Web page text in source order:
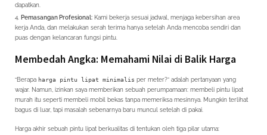
dapatkan.
Pemasangan Profesional: Kami bekerja sesuai jadwal, menjaga kebersihan area
kerja Anda, dan melakukan serah terima hanya setelah Anda mencoba sendiri dan
puas dengan kelancaran fungsi pintu.
Membedah Angka: Memahami Nilai di Balik Harga
“Berapa harga pintu lipat minimalis per meter?” adalah pertanyaan yang
wajar. Namun, izinkan saya memberikan sebuah perumpamaan: membeli pintu lipat
murah itu seperti membeli mobil bekas tanpa memeriksa mesinnya. Mungkin terlihat
bagus di luar, tapi masalah sebenarnya baru muncul setelah di pakai.
Harga akhir sebuah pintu lipat berkualitas di tentukan oleh tiga pilar utama: